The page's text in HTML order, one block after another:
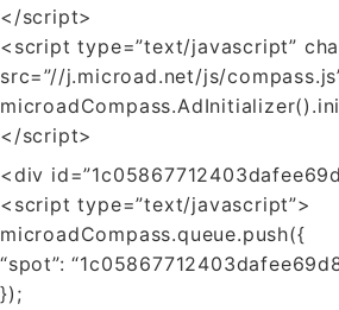
</script>
<script type=”text/javascript”
src=”//j.microad.net/js/
</script>
<div
<script type=”text/javascript”>
microadCompass.queue.push({
“spot”:
});